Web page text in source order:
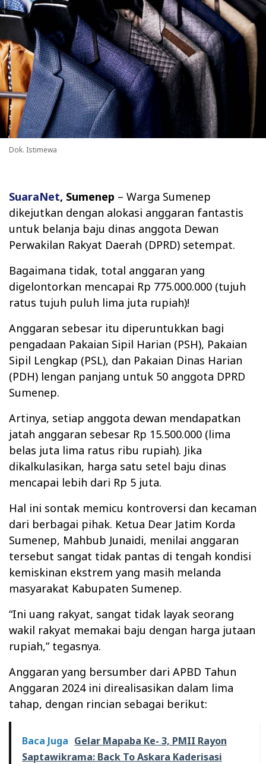
Dok. Istimewa
SuaraNet, Sumenep – Warga Sumenep
dikejutkan dengan alokasi anggaran fantastis
untuk belanja baju dinas anggota Dewan
Perwakilan Rakyat Daerah (DPRD) setempat.
Bagaimana tidak, total anggaran yang
digelontorkan mencapai Rp 775.000.000 (tujuh
ratus tujuh puluh lima juta rupiah)!
Anggaran sebesar itu diperuntukkan bagi
pengadaan Pakaian Sipil Harian (PSH), Pakaian
Sipil Lengkap (PSL), dan Pakaian Dinas Harian
(PDH) lengan panjang untuk 50 anggota DPRD
Sumenep.
Artinya, setiap anggota dewan mendapatkan
jatah anggaran sebesar Rp 15.500.000 (lima
belas juta lima ratus ribu rupiah). Jika
dikalkulasikan, harga satu setel baju dinas
mencapai lebih dari Rp 5 juta.
Hal ini sontak memicu kontroversi dan kecaman
dari berbagai pihak. Ketua Dear Jatim Korda
Sumenep, Mahbub Junaidi, menilai anggaran
tersebut sangat tidak pantas di tengah kondisi
kemiskinan ekstrem yang masih melanda
masyarakat Kabupaten Sumenep.
“Ini uang rakyat, sangat tidak layak seorang
wakil rakyat memakai baju dengan harga jutaan
rupiah,” tegasnya.
Anggaran yang bersumber dari APBD Tahun
Anggaran 2024 ini direalisasikan dalam lima
tahap, dengan rincian sebagai berikut:
Baca Juga Gelar Mapaba Ke- 3, PMII Rayon
Saptawikrama: Back To Askara Kaderisasi